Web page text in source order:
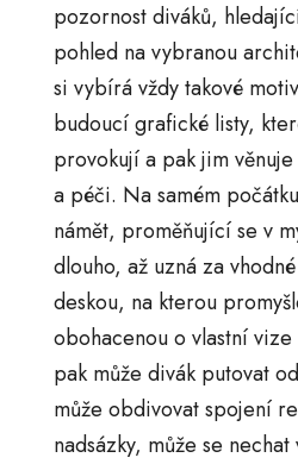
pozornost diváků,
pohled na vybranou
si vybírá vždy takové
budoucí grafické listy,
provokují a pak jim
a péči. Na samém
námět, proměňující se v
dlouho, až uzná za
deskou, na kterou
obohacenou o vlastní
pak může divák putovat
může obdivovat spojení
nadsázky, může se